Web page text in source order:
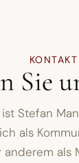
KONTAKT
Sie
Stefan
als
anderem als